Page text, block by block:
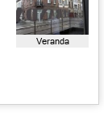
Veranda